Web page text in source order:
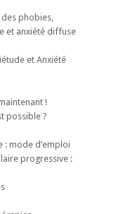
des phobies,
et anxiété diffuse
et Anxiété
!
possible ?
: mode d’emploi
progressive :